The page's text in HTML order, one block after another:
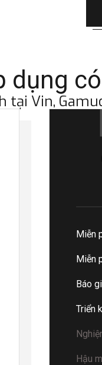
dụng
tại Vin,
Miễn
Miễn
Báo
Triển
Hậu